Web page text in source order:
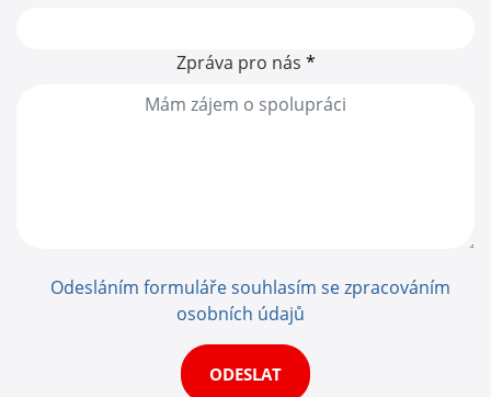
Zpráva pro nás *
Odesláním formuláře souhlasím se zpracováním
osobních údajů